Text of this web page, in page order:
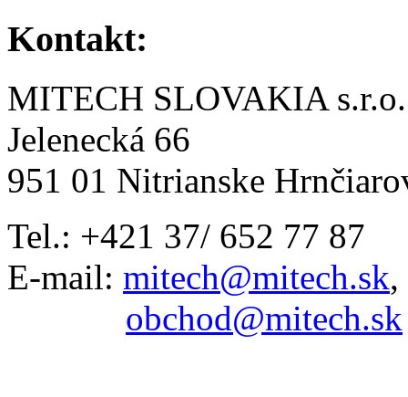
Kontakt:
MITECH SLOVAKIA s.r.o.
Jelenecká 66
951 01 Nitrianske
Tel.: +421 37/ 652 77 87
E-mail: mitech@mitech.sk,
obchod@mitech.sk